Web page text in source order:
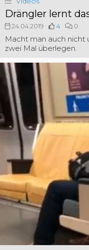
Drängler lernt
24.04.2019 4 0
Macht man auch nicht
zwei Mal überlegen.